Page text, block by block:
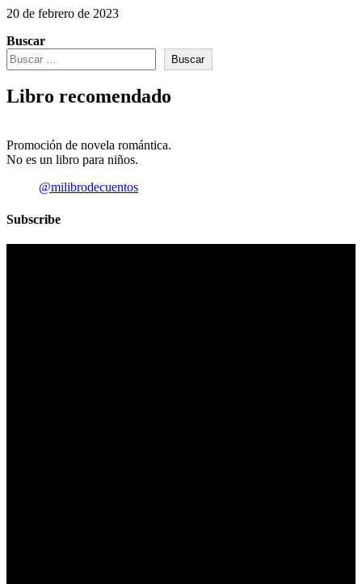
20 de febrero de 2023
Buscar
Buscar
Libro recomendado
Promoción de novela romántica.
No es un libro para niños.
@milibrodecuentos
Subscribe